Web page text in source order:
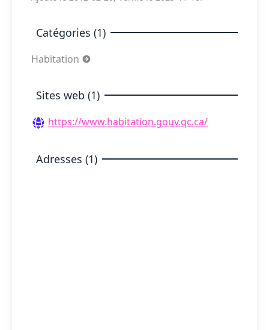
Catégories (1)
Habitation
Sites web (1)
https://www.habitation.gouv.qc.ca/
Adresses (1)